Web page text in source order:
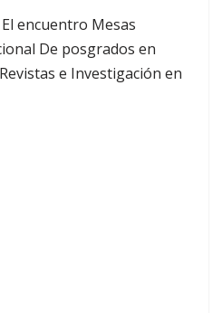
encuentro Mesas
De posgrados en
e Investigación en